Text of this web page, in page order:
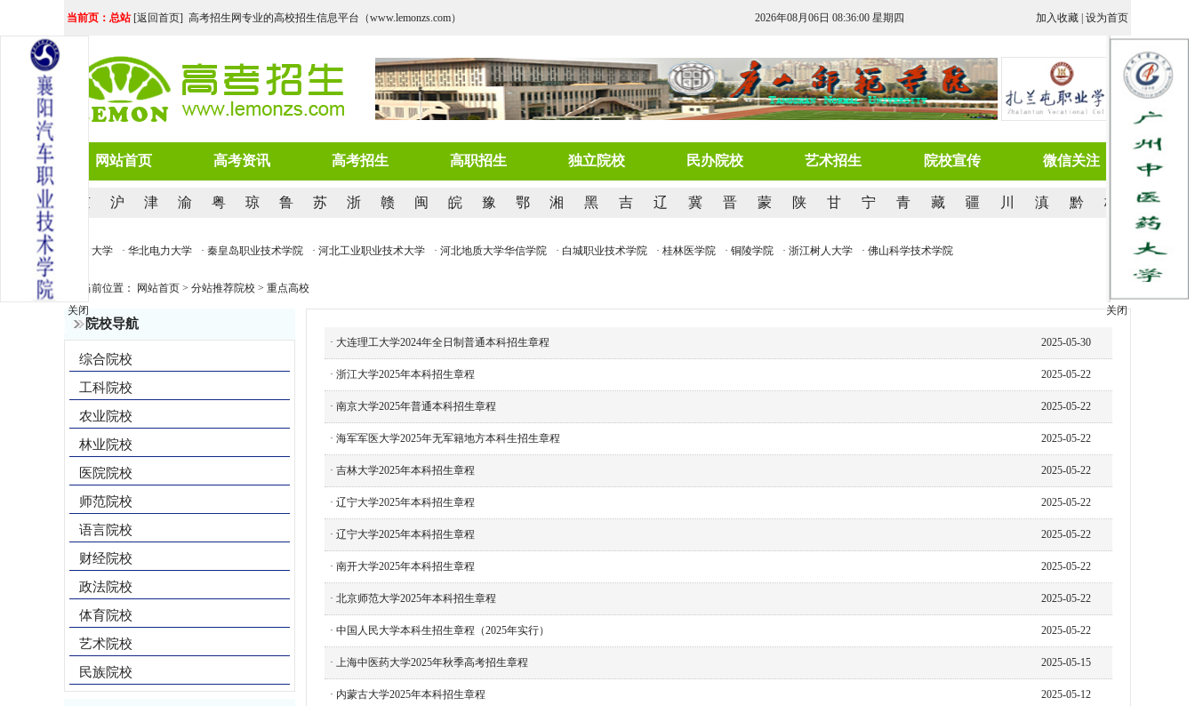
当前页：总站[返回首页] 高考招生网专业的高校招生信息平台（www.lemonzs.com） 2026年08月06日 08:36:01 星期四 加入收藏 设为首页
网站首页 高考资讯 高考招生 高职招生 独立院校 民办院校 艺术招生 院校宣传 微信关注
京 沪 津 渝 粤 琼 鲁 苏 浙 赣 闽 皖 豫 鄂 湘 黑 吉 辽 冀 晋 蒙 陕 甘 宁 青 藏 疆 川 滇 黔 桂
· 河北地质大学 · 华北电力大学 · 秦皇岛职业技术学院 · 河北工业职业技术大学 · 河北地质大学华信学院 · 白城职业技术学院 · 桂林医学院 · 铜陵学院 · 浙江树人大学 · 佛山科学技术学院 · 桂林信息
当前位置： 网站首页 > 分站推荐院校 > 重点高校
院校导航
综合院校
工科院校
农业院校
林业院校
医院院校
师范院校
语言院校
财经院校
政法院校
体育院校
艺术院校
民族院校
· 大连理工大学2024年全日制普通本科招生章程 2025-05-30
· 浙江大学2025年本科招生章程 2025-05-22
· 南京大学2025年普通本科招生章程 2025-05-22
· 海军军医大学2025年无军籍地方本科生招生章程 2025-05-22
· 吉林大学2025年本科招生章程 2025-05-22
· 辽宁大学2025年本科招生章程 2025-05-22
· 辽宁大学2025年本科招生章程 2025-05-22
· 南开大学2025年本科招生章程 2025-05-22
· 北京师范大学2025年本科招生章程 2025-05-22
· 中国人民大学本科生招生章程（2025年实行） 2025-05-22
· 上海中医药大学2025年秋季高考招生章程 2025-05-15
· 内蒙古大学2025年本科招生章程 2025-05-12
关闭
关闭